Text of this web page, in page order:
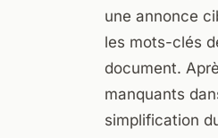
une annonce
les mots-clés
document.
manquants
simplification